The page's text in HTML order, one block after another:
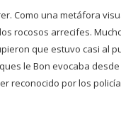
Como una metáfora
rocosos arrecifes.
que estuvo casi al
le Bon evocaba
reconocido por los